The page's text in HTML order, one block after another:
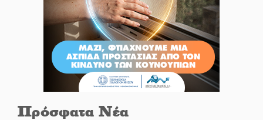
Πρόσφατα Νέα